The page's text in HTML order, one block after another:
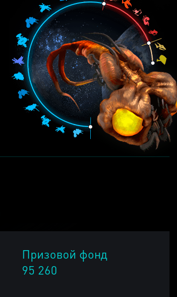
Призовой фонд
95 260